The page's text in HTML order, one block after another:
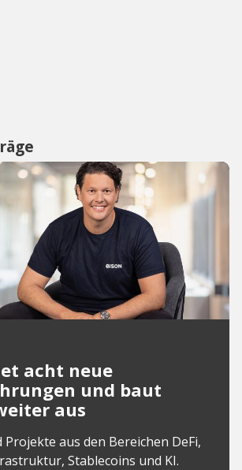
acht neue
und baut
aus
Projekte aus den Bereichen DeFi,
Stablecoins und KI.